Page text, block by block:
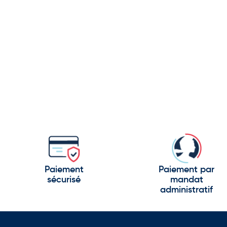
Paiement
sécurisé
Paiement par
mandat
administratif